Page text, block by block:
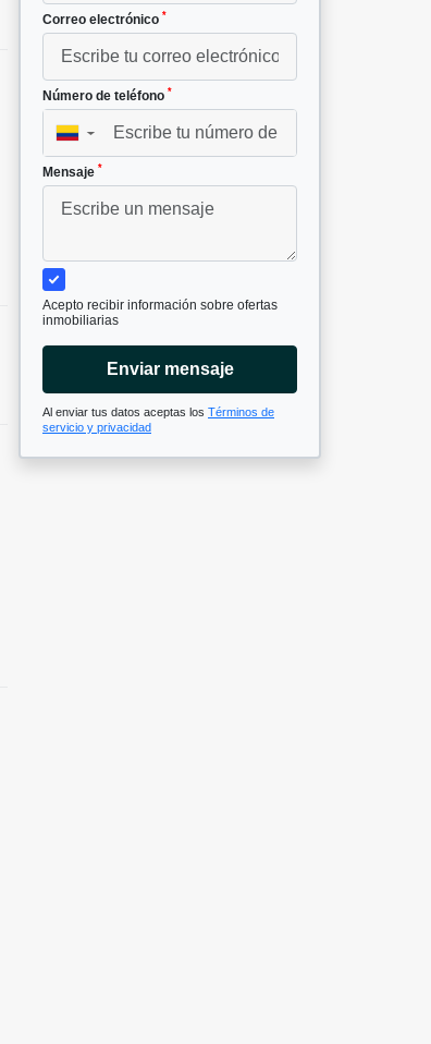
Correo electrónico *
Número de teléfono *
▼
Mensaje *
Acepto recibir información sobre ofertas
inmobiliarias
Enviar mensaje
Al enviar tus datos aceptas los Términos de
servicio y privacidad